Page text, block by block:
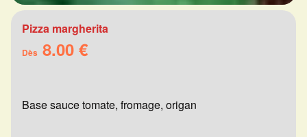
Pizza margherita
Dès 8.00 €
Base sauce tomate, fromage, origan